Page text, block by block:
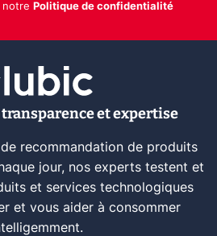
notre Politique de confidentialité
et expertise
recommandation de produits
jour, nos experts testent et
et services technologiques
et vous aider à consommer